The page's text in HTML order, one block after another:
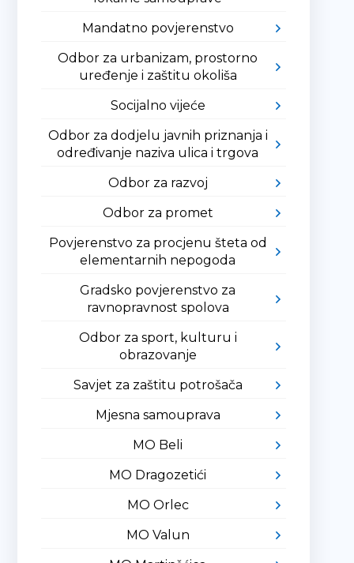
Mandatno povjerenstvo
Odbor za urbanizam, prostorno
uređenje i zaštitu okoliša
Socijalno vijeće
Odbor za dodjelu javnih priznanja i
određivanje naziva ulica i trgova
Odbor za razvoj
Odbor za promet
Povjerenstvo za procjenu šteta od
elementarnih nepogoda
Gradsko povjerenstvo za
ravnopravnost spolova
Odbor za sport, kulturu i
obrazovanje
Savjet za zaštitu potrošača
Mjesna samouprava
MO Beli
MO Dragozetići
MO Orlec
MO Valun